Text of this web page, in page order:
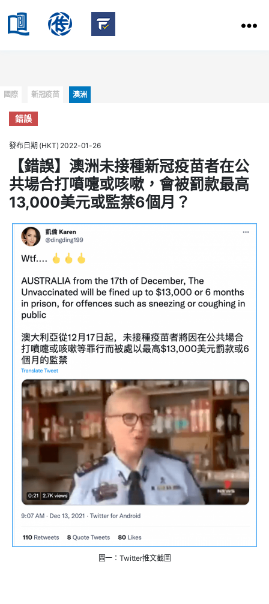
HKBU
of
Communication
Categories
國際 新冠疫苗 澳洲
錯誤
發布日期 (HKT) 2022-01-26
【錯誤】澳洲未接種新冠疫苗者在公
共場合打噴嚏或咳嗽，會被罰款最高
13,000美元或監禁6個月？
圖一：Twitter推文截圖